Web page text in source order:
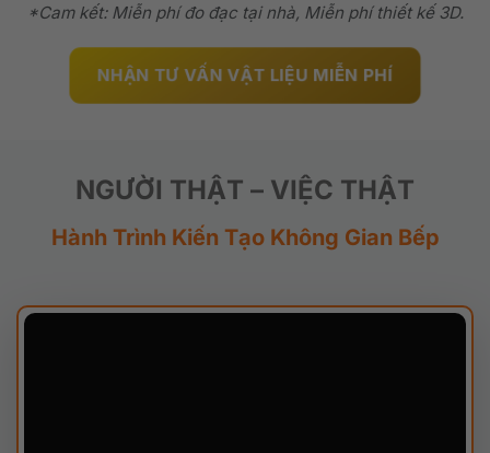
*Cam kết: Miễn phí đo đạc tại nhà, Miễn phí thiết kế 3D.
NHẬN TƯ VẤN VẬT LIỆU MIỄN PHÍ
NGƯỜI THẬT – VIỆC THẬT
Hành Trình Kiến Tạo Không Gian Bếp